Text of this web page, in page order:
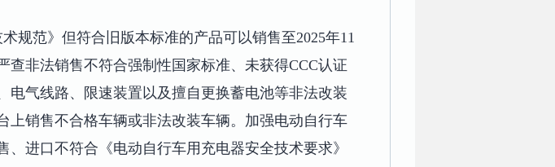
规范》但符合旧版本标准的产品可以销售至2025年11
查非法销售不符合强制性国家标准、未获得CCC认证
气线路、限速装置以及擅自更换蓄电池等非法改装
销售不合格车辆或非法改装车辆。加强电动自行车
进口不符合《电动自行车用充电器安全技术要求》